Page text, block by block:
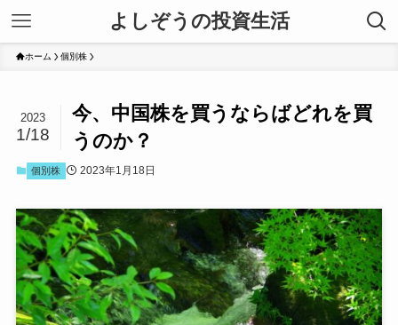
よしぞうの投資生活
ホーム 個別株
今、中国株を買うならばどれを買
うのか？
2023
1/18
個別株 2023年1月18日